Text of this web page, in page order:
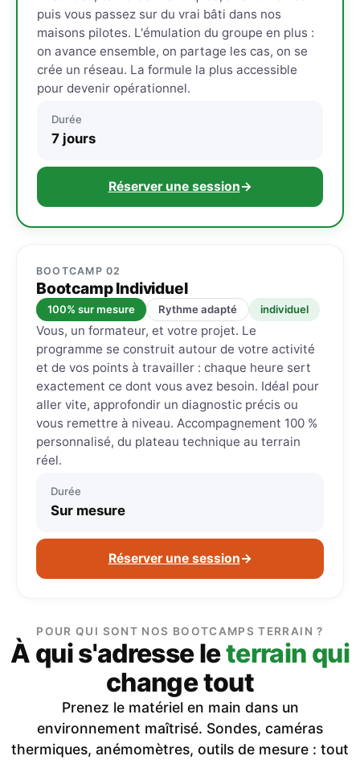
puis vous passez sur du vrai bâti dans nos
maisons pilotes. L'émulation du groupe en plus :
on avance ensemble, on partage les cas, on se
crée un réseau. La formule la plus accessible
pour devenir opérationnel.
Durée
7 jours
Réserver une session→
BOOTCAMP 02
Bootcamp Individuel
100% sur mesure Rythme adapté individuel
Vous, un formateur, et votre projet. Le
programme se construit autour de votre activité
et de vos points à travailler : chaque heure sert
exactement ce dont vous avez besoin. Idéal pour
aller vite, approfondir un diagnostic précis ou
vous remettre à niveau. Accompagnement 100 %
personnalisé, du plateau technique au terrain
réel.
Durée
Sur mesure
Réserver une session→
POUR QUI SONT NOS BOOTCAMPS TERRAIN ?
À qui s'adresse leterrain qui
change tout
Prenez le matériel en main dans un
environnement maîtrisé. Sondes, caméras
thermiques, anémomètres, outils de mesure : tout